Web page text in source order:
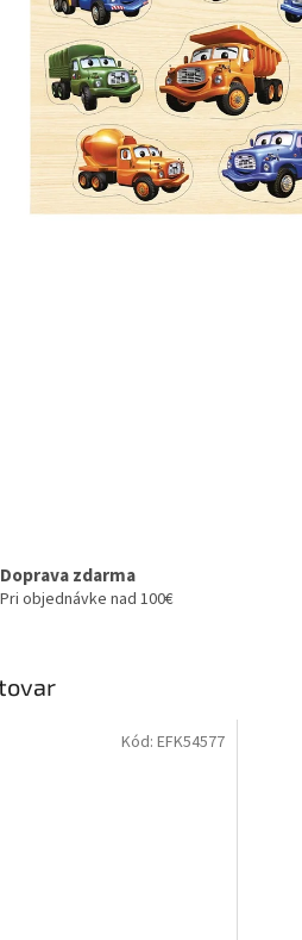
Doprava zdarma
Pri objednávke nad 100€
Kód: EFK54577